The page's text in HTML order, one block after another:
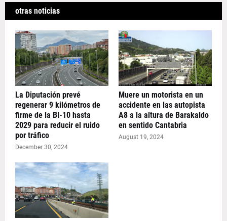
otras noticias
La Diputación prevé
regenerar 9 kilómetros de
firme de la BI-10 hasta
2029 para reducir el ruido
por tráfico
December 30, 2024
Muere un motorista en un
accidente en las autopista
A8 a la altura de Barakaldo
en sentido Cantabria
August 19, 2024